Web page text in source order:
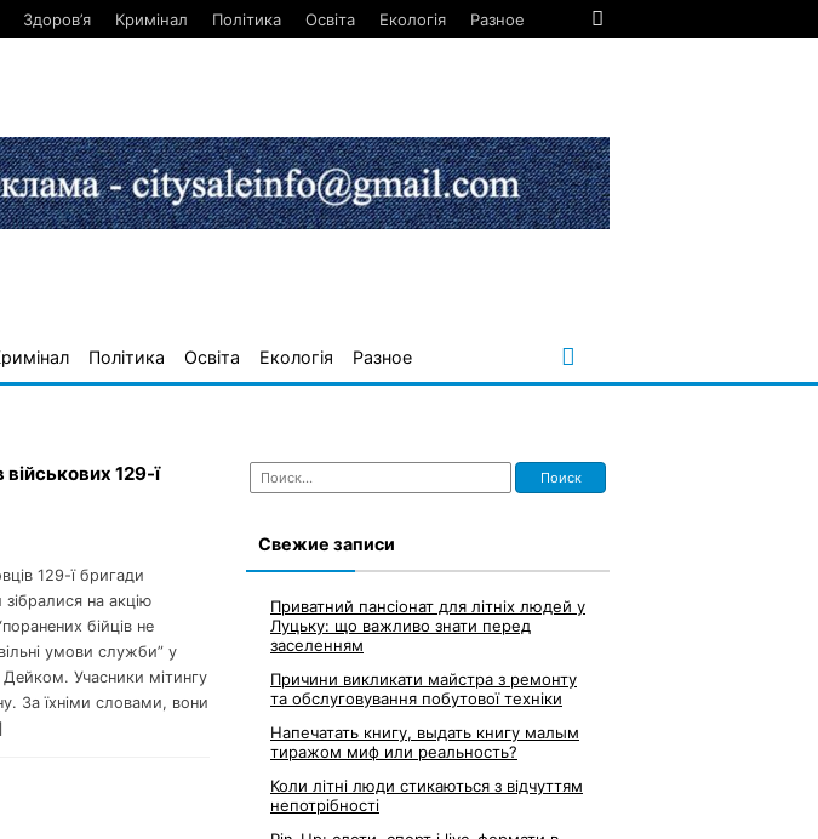
Здоров’я Кримінал Політика Освіта Екологія Разное
Політика Освіта Екологія Разное
129-ї
129-ї бригади
на акцію
бійців не
умови служби” у
Учасники мітингу
За їхніми словами, вони
Найти:
Свежие записи
Приватний пансіонат для літніх людей у
Луцьку: що важливо знати перед
заселенням
Причини викликати майстра з ремонту
та обслуговування побутової техніки
Напечатать книгу, выдать книгу малым
тиражом миф или реальность?
Коли літні люди стикаються з відчуттям
непотрібності